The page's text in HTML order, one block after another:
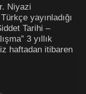
Niyazi
yayınladığı
Tarihi –
3 yıllık
haftadan itibaren